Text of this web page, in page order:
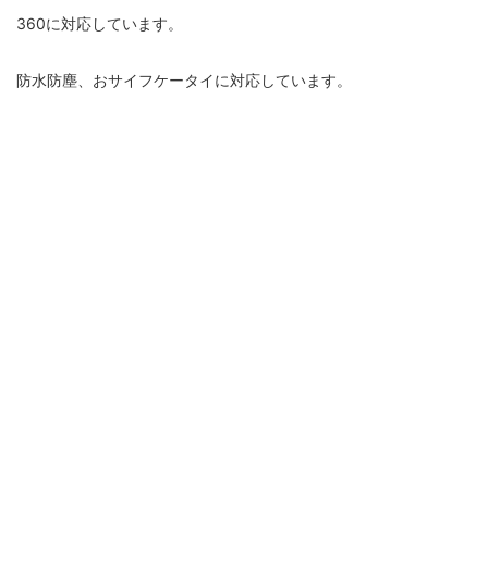
360に対応しています。
防水防塵、おサイフケータイに対応しています。